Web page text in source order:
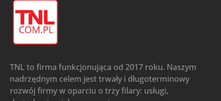
TNL to firma funkcjonująca od 2017 roku. Naszym
nadrzędnym celem jest trwały i długoterminowy
rozwój firmy w oparciu o trzy filary: usługi,